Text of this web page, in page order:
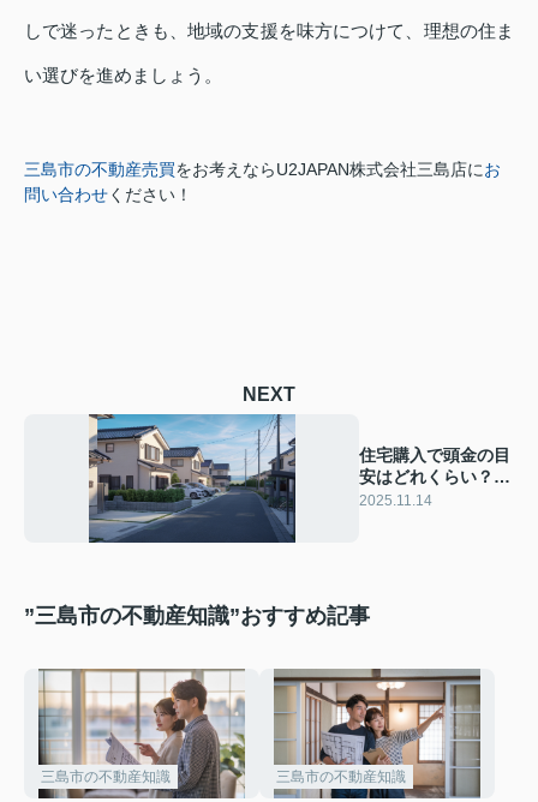
しで迷ったときも、地域の支援を味方につけて、理想の住ま
い選びを進めましょう。
三島市の不動産売買をお考えならU2JAPAN株式会社三島店にお
問い合わせください！
NEXT
住宅購入で頭金の目
安はどれくらい？三
島市で賢く資金計画
2025.11.14
”三島市の不動産知識”おすすめ記事
三島市の不動産知識 三島市の不動産知識